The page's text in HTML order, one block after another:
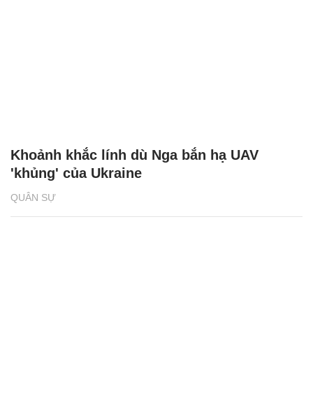
QUÂN SỰ
Khoảnh khắc lính dù Nga bắn hạ UAV
'khủng' của Ukraine